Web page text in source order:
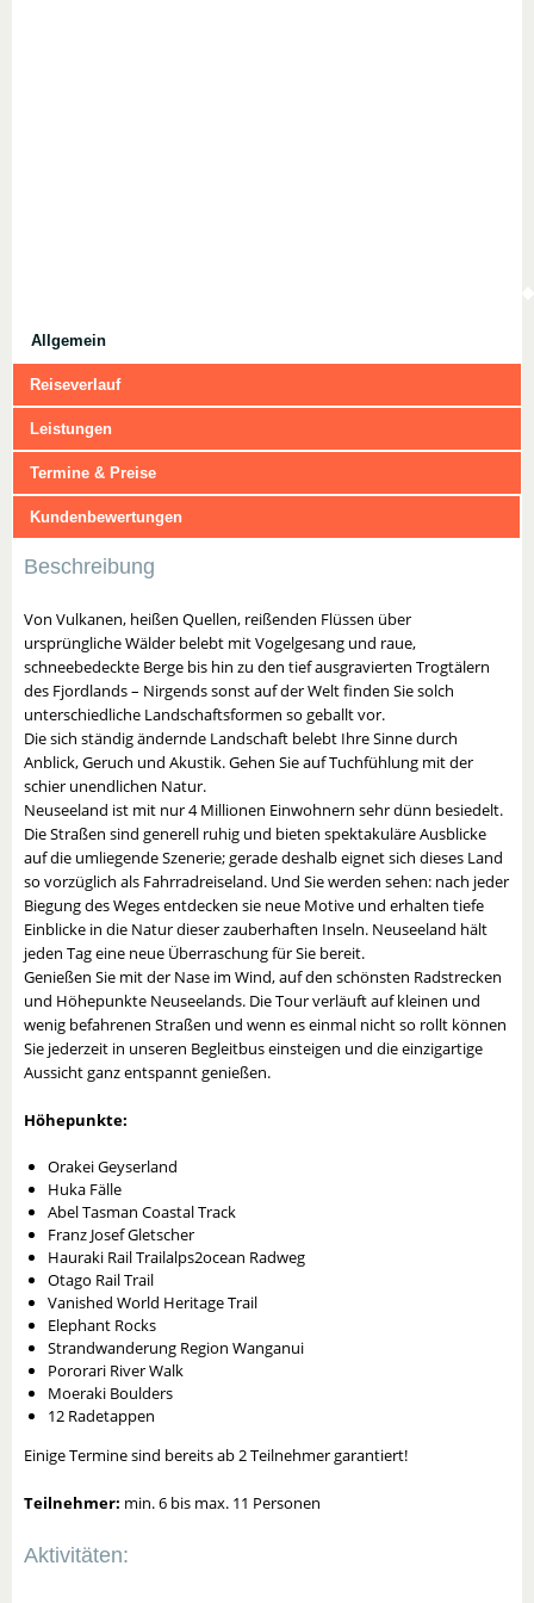
Allgemein
Reiseverlauf
Leistungen
Termine & Preise
Kundenbewertungen
Beschreibung
Von Vulkanen, heißen Quellen, reißenden Flüssen über
ursprüngliche Wälder belebt mit Vogelgesang und raue,
schneebedeckte Berge bis hin zu den tief ausgravierten Trogtälern
des Fjordlands – Nirgends sonst auf der Welt finden Sie solch
unterschiedliche Landschaftsformen so geballt vor.
Die sich ständig ändernde Landschaft belebt Ihre Sinne durch
Anblick, Geruch und Akustik. Gehen Sie auf Tuchfühlung mit der
schier unendlichen Natur.
Neuseeland ist mit nur 4 Millionen Einwohnern sehr dünn besiedelt.
Die Straßen sind generell ruhig und bieten spektakuläre Ausblicke
auf die umliegende Szenerie; gerade deshalb eignet sich dieses Land
so vorzüglich als Fahrradreiseland. Und Sie werden sehen: nach jeder
Biegung des Weges entdecken sie neue Motive und erhalten tiefe
Einblicke in die Natur dieser zauberhaften Inseln. Neuseeland hält
jeden Tag eine neue Überraschung für Sie bereit.
Genießen Sie mit der Nase im Wind, auf den schönsten Radstrecken
und Höhepunkte Neuseelands. Die Tour verläuft auf kleinen und
wenig befahrenen Straßen und wenn es einmal nicht so rollt können
Sie jederzeit in unseren Begleitbus einsteigen und die einzigartige
Aussicht ganz entspannt genießen.
Höhepunkte:
Orakei Geyserland
Huka Fälle
Abel Tasman Coastal Track
Franz Josef Gletscher
Hauraki Rail Trailalps2ocean Radweg
Otago Rail Trail
Vanished World Heritage Trail
Elephant Rocks
Strandwanderung Region Wanganui
Pororari River Walk
Moeraki Boulders
12 Radetappen
Einige Termine sind bereits ab 2 Teilnehmer garantiert!
Teilnehmer: min. 6 bis max. 11 Personen
Aktivitäten: